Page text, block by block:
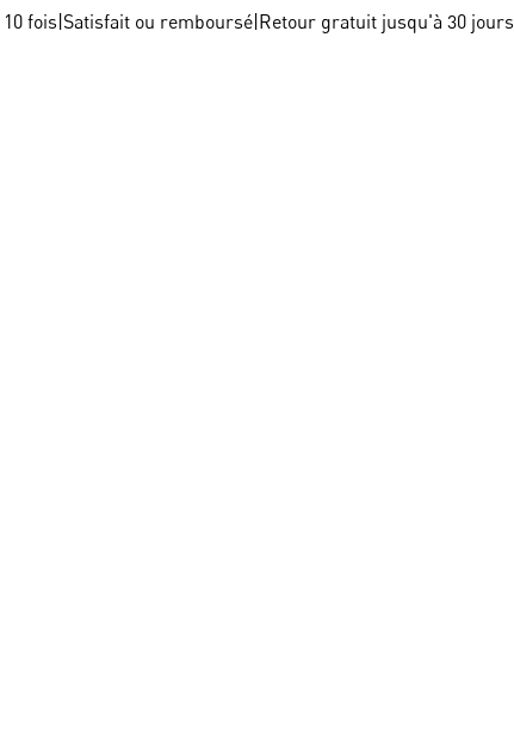
fois Satisfait ou remboursé Retour gratuit jusqu'à 30 jours